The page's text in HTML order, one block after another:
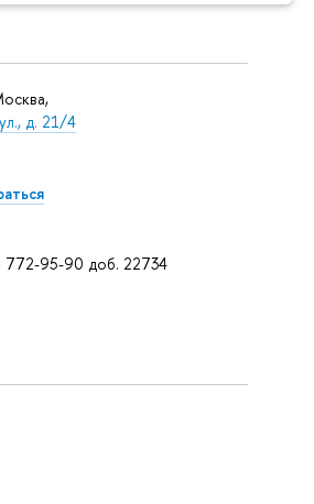
д. 21/4
95-90 доб. 22734